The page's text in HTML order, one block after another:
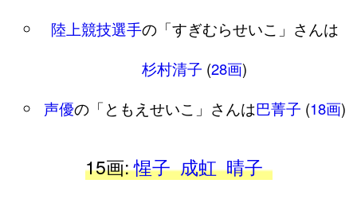
陸上競技選手の「すぎむらせいこ」さんは
杉村清子 (28画)
声優の「ともえせいこ」さんは巴菁子 (18画)
15画:惺子 成虹 晴子